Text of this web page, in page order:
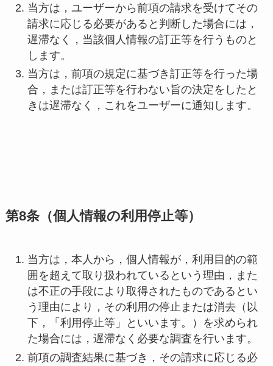
当方は，ユーザーから前項の請求を受けてその
請求に応じる必要があると判断した場合には，
遅滞なく，当該個人情報の訂正等を行うものと
します。
当方は，前項の規定に基づき訂正等を行った場
合，または訂正等を行わない旨の決定をしたと
きは遅滞なく，これをユーザーに通知します。
第8条（個人情報の利用停止等）
当方は，本人から，個人情報が，利用目的の範
囲を超えて取り扱われているという理由，また
は不正の手段により取得されたものであるとい
う理由により，その利用の停止または消去（以
下，「利用停止等」といいます。）を求められ
た場合には，遅滞なく必要な調査を行います。
前項の調査結果に基づき，その請求に応じる必